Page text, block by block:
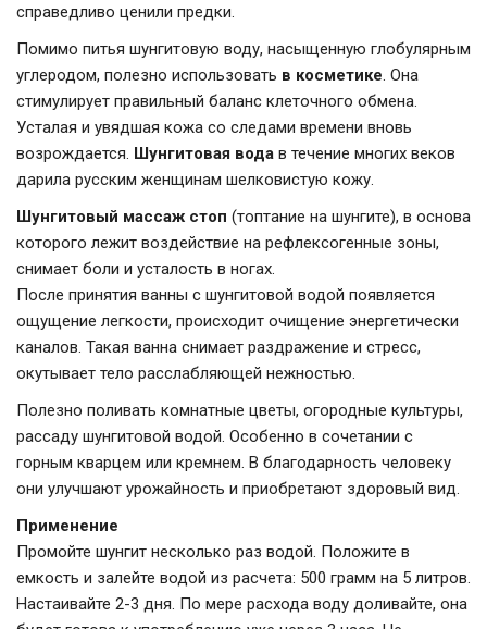
справедливо ценили предки.
Помимо питья шунгитовую воду, насыщенную глобулярным
углеродом, полезно использовать в косметике. Она
стимулирует правильный баланс клеточного обмена.
Усталая и увядшая кожа со следами времени вновь
возрождается. Шунгитовая вода в течение многих веков
дарила русским женщинам шелковистую кожу.
Шунгитовый массаж стоп (топтание на шунгите), в основа
которого лежит воздействие на рефлексогенные зоны,
снимает боли и усталость в ногах.
После принятия ванны с шунгитовой водой появляется
ощущение легкости, происходит очищение энергетически
каналов. Такая ванна снимает раздражение и стресс,
окутывает тело расслабляющей нежностью.
Полезно поливать комнатные цветы, огородные культуры,
рассаду шунгитовой водой. Особенно в сочетании с
горным кварцем или кремнем. В благодарность человеку
они улучшают урожайность и приобретают здоровый вид.
Применение
Промойте шунгит несколько раз водой. Положите в
емкость и залейте водой из расчета: 500 грамм на 5 литров.
Настаивайте 2-3 дня. По мере расхода воду доливайте, она